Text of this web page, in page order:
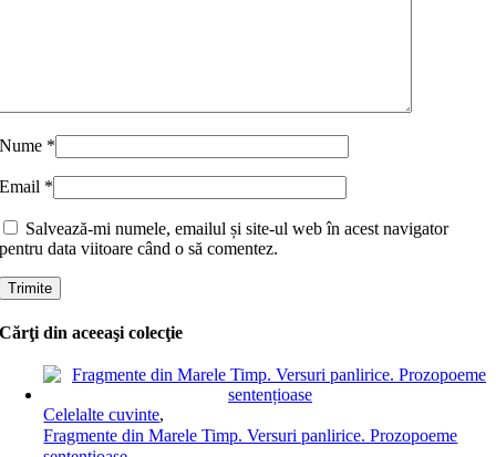
Nume *
Email *
Salvează-mi numele, emailul și site-ul web în acest navigator
pentru data viitoare când o să comentez.
Cărţi din aceeaşi colecţie
Celelalte cuvinte,
Fragmente din Marele Timp. Versuri panlirice. Prozopoeme